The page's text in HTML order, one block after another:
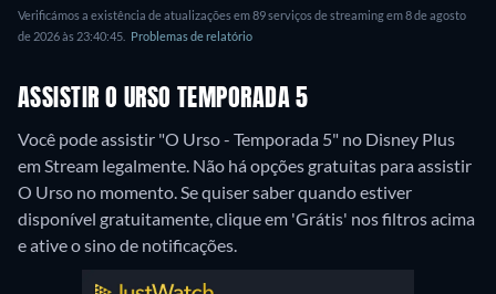
Verificámos a existência de atualizações em 89 serviços de streaming em 8 de agosto
de 2026 às 23:40:45.
Problemas de relatório
ASSISTIR O URSO TEMPORADA 5
Você pode assistir "O Urso - Temporada 5" no Disney Plus
em Stream legalmente. Não há opções gratuitas para assistir
O Urso no momento. Se quiser saber quando estiver
disponível gratuitamente, clique em 'Grátis' nos filtros acima
e ative o sino de notificações.